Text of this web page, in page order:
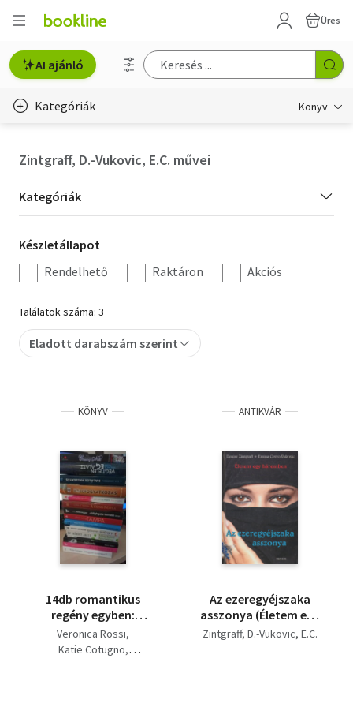
Üres
AI ajánló
Kategóriák Könyv
Hobbi, szabadidő
Irodalom
Művészet
Szakkönyv
Tankönyv, segédkönyv
Társadalomtudomány
Természettudomány
Történelem
Zintgraff, D.-Vukovic, E.C. művei
Kategória
szűrés
Kategóriák
Készletállapot
szűrés
Készletállapot
Rendelhető
Raktáron Akciós
Találatok száma: 3
Eladott darabszám szerint
KÖNYV
14db romantikus
regény egyben:
Végtelen ég alatt +
Hogyan szeress? + Én,
Veronica Rossi
Katie Cotugno
ANTIKVÁR
Az ezeregyéjszaka
asszonya (Életem egy
háremben)
Zintgraff, D.-Vukovic, E.C.